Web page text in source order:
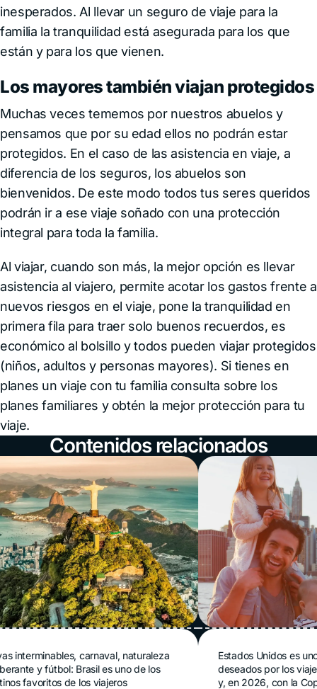
inesperados. Al llevar un seguro de viaje para la
familia la tranquilidad está asegurada para los que
están y para los que vienen.
Los mayores también viajan protegidos
Muchas veces tememos por nuestros abuelos y
pensamos que por su edad ellos no podrán estar
protegidos. En el caso de las asistencia en viaje, a
diferencia de los seguros, los abuelos son
bienvenidos. De este modo todos tus seres queridos
podrán ir a ese viaje soñado con una protección
integral para toda la familia.
Al viajar, cuando son más, la mejor opción es llevar
asistencia al viajero, permite acotar los gastos frente a
nuevos riesgos en el viaje, pone la tranquilidad en
primera fila para traer solo buenos recuerdos, es
económico al bolsillo y todos pueden viajar protegidos
(niños, adultos y personas mayores). Si tienes en
planes un viaje con tu familia consulta sobre los
planes familiares y obtén la mejor protección para tu
viaje.
Contenidos relacionados
de viaje para
en 2026:
carnaval, naturaleza
y fútbol: Brasil es uno de los
de los viajeros
Seguro de
Estados
Estados Unidos es uno de
deseados por los viajeros
y, en 2026, con la Copa